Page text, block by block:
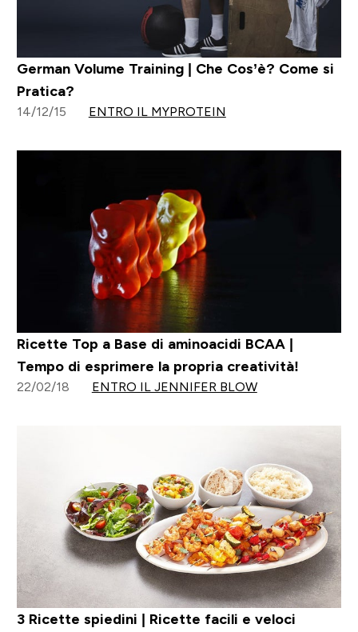
German Volume Training | Che Cos’è? Come si
Pratica?
14/12/15 ENTRO IL MYPROTEIN
Ricette Top a Base di aminoacidi BCAA |
Tempo di esprimere la propria creatività!
22/02/18 ENTRO IL JENNIFER BLOW
3 Ricette spiedini | Ricette facili e veloci